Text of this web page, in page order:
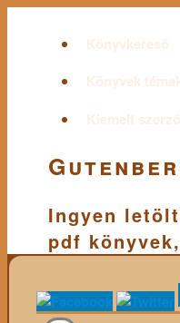
Könyvkereső
Könyvek
Kiemelt
Ingyen
pdf